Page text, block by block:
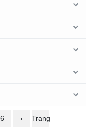
6 › Trang